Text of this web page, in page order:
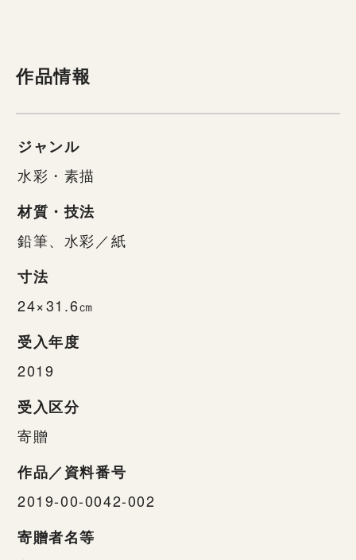
作品情報
ジャンル
水彩・素描
材質・技法
鉛筆、水彩／紙
寸法
24×31.6㎝
受入年度
2019
受入区分
寄贈
作品／資料番号
2019-00-0042-002
寄贈者名等